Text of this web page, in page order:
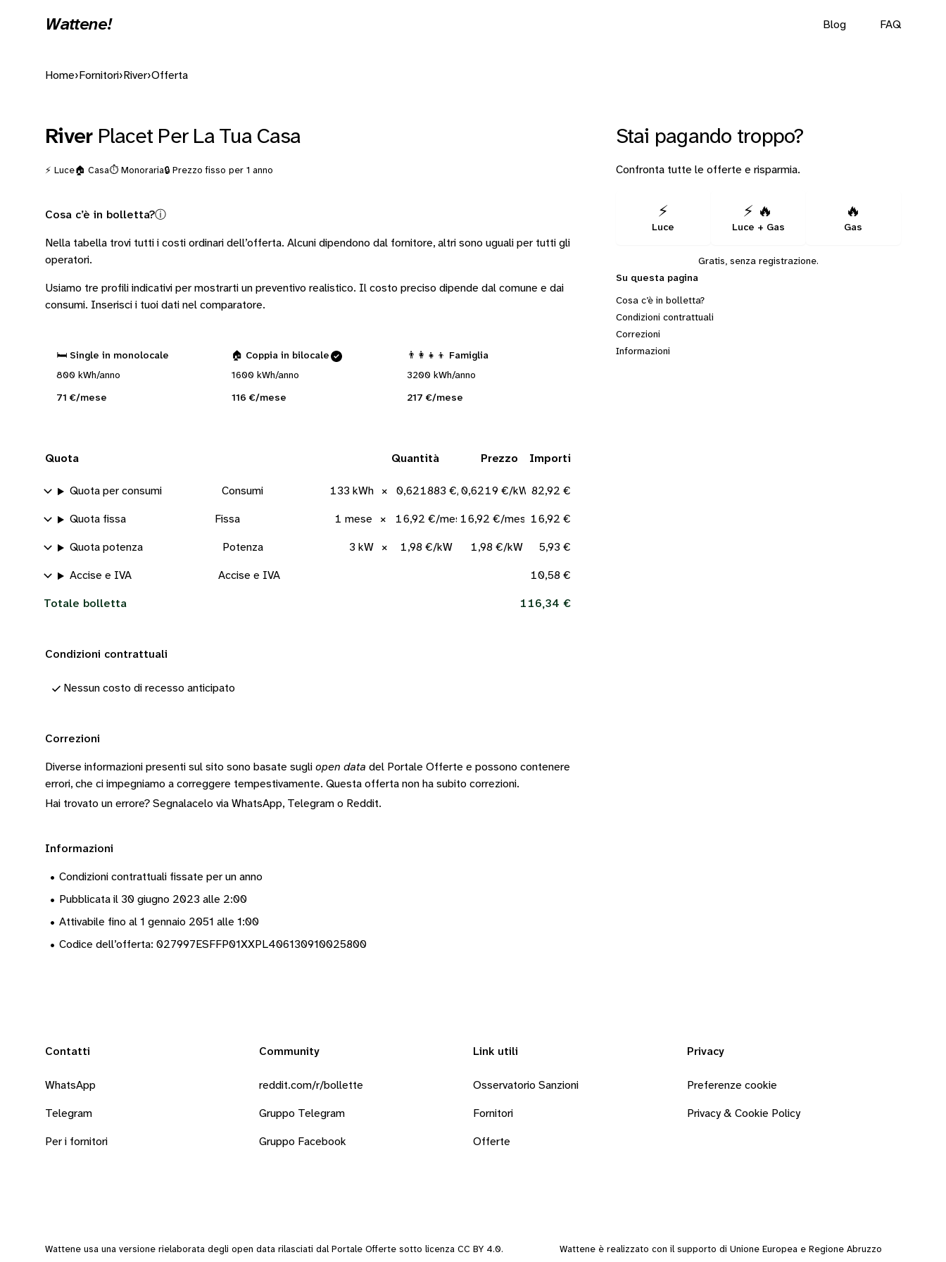
Wattene! Blog FAQ
Home› Fornitori› River›Offerta
River Placet Per La Tua Casa
⚡ Luce🏠 Casa⏱️ Monoraria🔒 Prezzo fisso per 1 anno
Cosa c’è in bolletta?ⓘ
Nella tabella trovi tutti i costi ordinari dell’offerta. Alcuni dipendono dal fornitore, altri sono uguali per tutti gli
operatori.
Usiamo tre profili indicativi per mostrarti un preventivo realistico. Il costo preciso dipende dal comune e dai
consumi. Inserisci i tuoi dati nel comparatore.
🛏️ Single in monolocale
800 kWh/anno
71 €/mese
🏠 Coppia in bilocale
1600 kWh/anno
116 €/mese
👨‍👩‍👧‍👦 Famiglia
3200 kWh/anno
217 €/mese
Quota Quantità Prezzo Importi
Quota per consumi Consumi 133 kWh × 0,621883 €/kWh0,6219 €/kWh82,92 €
Quota fissa Fissa 1 mese × 16,92 €/mese16,92 €/mese16,92 €
Quota potenza Potenza 3 kW × 1,98 €/kW 1,98 €/kW 5,93 €
Accise e IVA Accise e IVA 10,58 €
Totale bolletta 116,34 €
Condizioni contrattuali
Nessun costo di recesso anticipato
Correzioni
Diverse informazioni presenti sul sito sono basate sugli open data del Portale Offerte e possono contenere
errori, che ci impegniamo a correggere tempestivamente. Questa offerta non ha subito correzioni.
Hai trovato un errore? Segnalacelo via WhatsApp, Telegram o Reddit.
Informazioni
• Condizioni contrattuali fissate per un anno
• Pubblicata il 30 giugno 2023 alle 2:00
• Attivabile fino al 1 gennaio 2051 alle 1:00
• Codice dell’offerta: 027997ESFFP01XXPL406130910025800
Stai pagando troppo?
Confronta tutte le offerte e risparmia.
⚡
Luce
⚡ 🔥
Luce + Gas
🔥
Gas
Gratis, senza registrazione.
Su questa pagina
Cosa c’è in bolletta?
Condizioni contrattuali
Correzioni
Informazioni
Contatti
WhatsApp
Telegram
Per i fornitori
Community
reddit.com/r/bollette
Gruppo Telegram
Gruppo Facebook
Link utili
Osservatorio Sanzioni
Fornitori
Offerte
Privacy
Preferenze cookie
Privacy & Cookie Policy
Wattene usa una versione rielaborata degli open data rilasciati dal Portale Offerte sotto licenza CC BY 4.0.
Wattene è realizzato con il supporto di Unione Europea e Regione Abruzzo